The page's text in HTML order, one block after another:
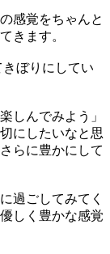
感覚をちゃんと
きます。
ぼりにしてい
しんでみよう」
にしたいなと思
らに豊かにして
過ごしてみてく
しく豊かな感覚